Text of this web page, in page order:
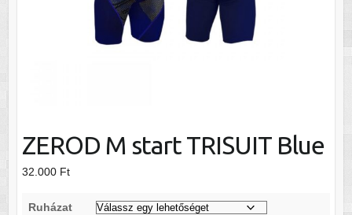
ZEROD M start TRISUIT Blue
32.000 Ft
Ruházat